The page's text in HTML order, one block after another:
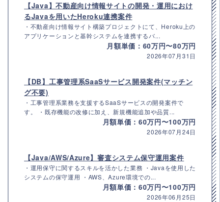
【Java】不動産向け情報サイトの開発・運用におけ
るJavaを用いたHeroku連携案件
・不動産向け情報サイト構築プロジェクトにて、Heroku上の
アプリケーションと基幹システムを連携するバ...
月額単価：60万円〜80万円
2026年07月31日
【DB】工事管理系SaaSサービス開発案件(マッチン
グ不要)
・工事管理系業務を支援するSaaSサービスの開発案件で
す。 ・既存機能の改修に加え、新規機能追加や品質...
月額単価：60万円〜100万円
2026年07月24日
【Java/AWS/Azure】審査システム保守運用案件
・運用保守に関するスキルを活かした業務 ・Javaを使用した
システムの保守運用 ・AWS、Azure環境での...
月額単価：60万円〜100万円
2026年06月25日